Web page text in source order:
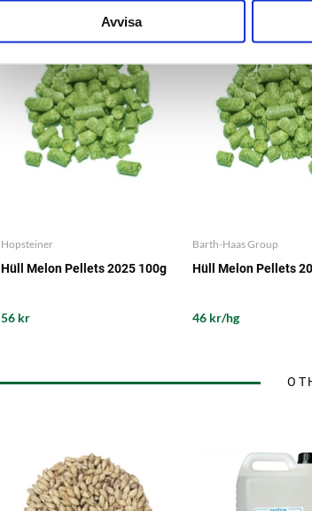
Avvisa
Hopsteiner
Hüll Melon Pellets 2025 100g
56 kr
Barth-Haas Group
Hüll Melon Pellets
46 kr/hg